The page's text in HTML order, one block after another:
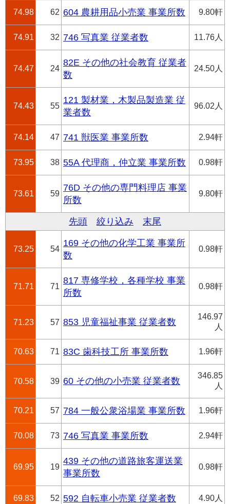
74.98 62 604 農耕用品小売業 事業所数 9.80軒
74.91 32 746 写真業 従業者数 11.76人
74.47 24
82E その他の社会教育 従業者
数
24.50人
74.43 55
121 製材業，木製品製造業 従
業者数
96.02人
74.14 47 741 獣医業 事業所数 2.94軒
73.95 38 55A 代理商，仲立業 事業所数 0.98軒
73.61 59
76D その他の専門料理店 事業
所数
9.80軒
先頭 絞り込み 末尾
73.25 54
169 その他の化学工業 事業所
数
0.98軒
71.71 71
817 専修学校，各種学校 事業
所数
0.98軒
71.23 57 853 児童福祉事業 従業者数
146.97
人
70.63 71 83C 歯科技工所 事業所数 1.96軒
70.58 39 60 その他の小売業 従業者数
346.85
人
70.21 57 784 一般公衆浴場業 事業所数 1.96軒
70.08 73 746 写真業 事業所数 2.94軒
69.95 19
439 その他の道路旅客運送業
事業所数
0.98軒
69.83 52 592 自転車小売業 従業者数 4.90人